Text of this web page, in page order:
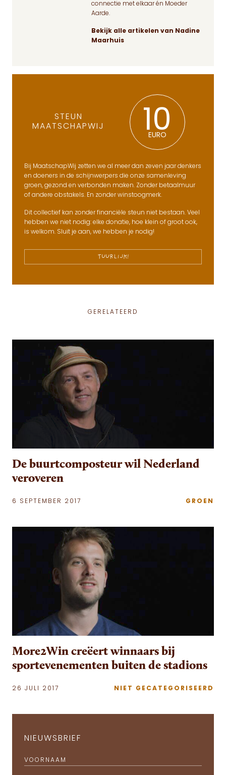
connectie met elkaar én Moeder
Aarde.
Bekijk alle artikelen van Nadine
Maarhuis
STEUN
MAATSCHAPWIJ
10
EURO
Bij MaatschapWij zetten we al meer dan zeven jaar denkers
en doeners in de schijnwerpers die onze samenleving
groen, gezond en verbonden maken. Zonder betaalmuur
of andere obstakels. En zonder winstoogmerk.
Dit collectief kan zonder financiële steun niet bestaan. Veel
hebben we niet nodig: elke donatie, hoe klein of groot ook,
is welkom. Sluit je aan, we hebben je nodig!
TUURLIJK!
GERELATEERD
De buurtcomposteur wil Nederland
veroveren
6 SEPTEMBER 2017 GROEN
More2Win creëert winnaars bij
sportevenementen buiten de stadions
26 JULI 2017 NIET GECATEGORISEERD
NIEUWSBRIEF
VOORNAAM